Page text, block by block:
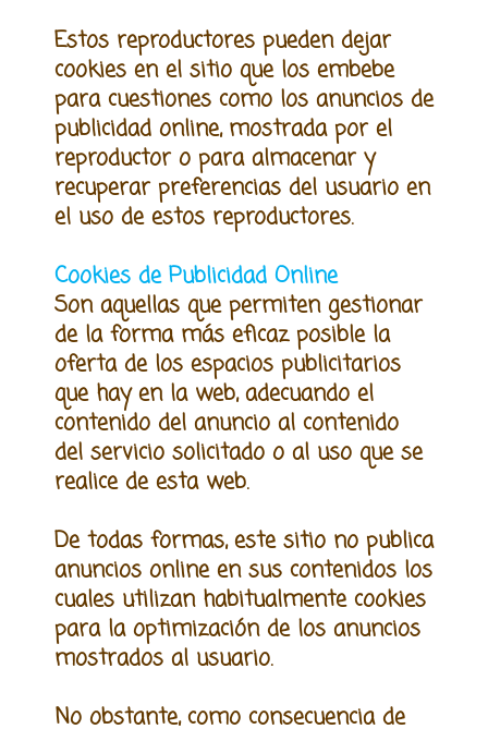
Estos reproductores pueden dejar
cookies en el sitio que los embebe
para cuestiones como los anuncios de
publicidad online,mostrada por el
reproductor o para almacenar y
recuperar preferencias del usuario en
el uso de estos reproductores.
Cookies de Publicidad Online
Son aquellas que permiten gestionar
de la forma más eficaz posible la
oferta de los espacios publicitarios
que hay en la web, adecuando el
contenido del anuncio al contenido
del servicio solicitado o al uso que se
realice de esta web.
De todas formas, este sitio no publica
anuncios online en sus contenidos los
cuales utilizan habitualmente cookies
para la optimización de los anuncios
mostrados al usuario.
No obstante, como consecuencia de